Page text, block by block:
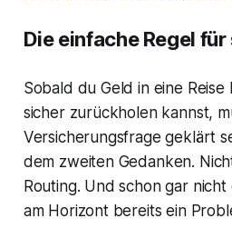
Die einfache Regel
Sobald du Geld in eine
sicher zurückholen kannst,
Versicherungsfrage geklärt
dem zweiten Gedanken.
Routing. Und schon gar
am Horizont bereits ein